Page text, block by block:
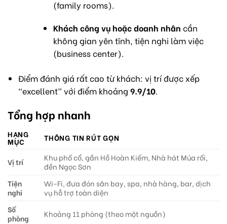
(family rooms).
Khách công vụ hoặc doanh nhân cần
không gian yên tĩnh, tiện nghi làm việc
(business center).
Điểm đánh giá rất cao từ khách: vị trí được xếp
“excellent” với điểm khoảng 9.9/10.
Tổng hợp nhanh
HẠNG
MỤC THÔNG TIN RÚT GỌN
Vị trí
Khu phố cổ, gần Hồ Hoàn Kiếm, Nhà hát Múa rối,
đền Ngọc Sơn
Tiện
nghi
Wi-Fi, đưa đón sân bay, spa, nhà hàng, bar, dịch
vụ hỗ trợ toàn diện
Số
phòng
Khoảng 11 phòng (theo một nguồn)